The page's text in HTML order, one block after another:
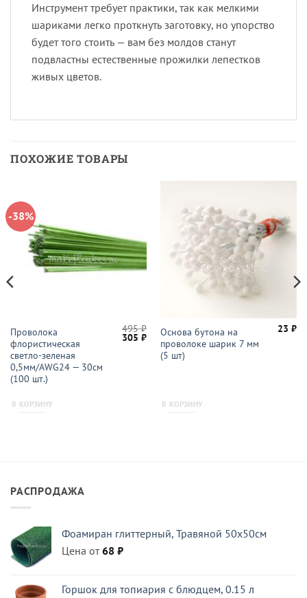
Инструмент требует практики, так как мелкими
шариками легко проткнуть заготовку, но упорство
будет того стоить — вам без молдов станут
подвластны естественные прожилки лепестков
живых цветов.
ПОХОЖИЕ ТОВАРЫ
-38%
Проволока
флористическая
светло-зеленая
0,5мм/AWG24 — 30см
(100 шт.)
495₽
Первоначальная
составляла
305₽Текущая
цена:
305 ₽.
В КОРЗИНУ
Основа бутона на
проволоке шарик 7 мм
(5 шт)
23₽
В КОРЗИНУ
РАСПРОДАЖА
Фоамиран глиттерный, Травяной 50x50см
Цена от68 ₽
Горшок для топиария с блюдцем, 0.15 л